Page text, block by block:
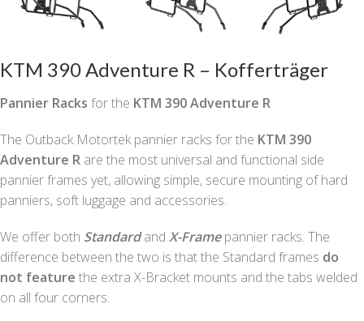
KTM 390 Adventure R – Kofferträger
Pannier Racks for the KTM 390 Adventure R
The Outback Motortek pannier racks for the KTM 390
Adventure R are the most universal and functional side
pannier frames yet, allowing simple, secure mounting of hard
panniers, soft luggage and accessories.
We offer both Standardand X-Framepannier racks. The
difference between the two is that the Standard frames do
not feature the extra X-Bracket mounts and the tabs welded
on all four corners.